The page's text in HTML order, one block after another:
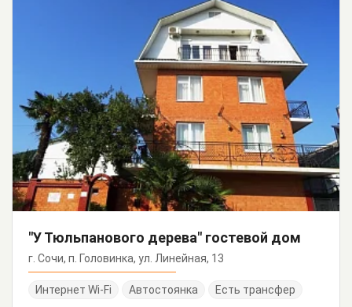
"У Тюльпанового дерева" гостевой дом
г. Сочи, п. Головинка, ул. Линейная, 13
Интернет Wi-Fi Автостоянка Есть трансфер